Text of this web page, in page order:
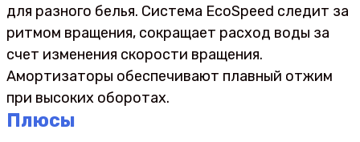
для разного белья. Система EcoSpeed следит за
ритмом вращения, сокращает расход воды за
счет изменения скорости вращения.
Амортизаторы обеспечивают плавный отжим
при высоких оборотах.
Плюсы